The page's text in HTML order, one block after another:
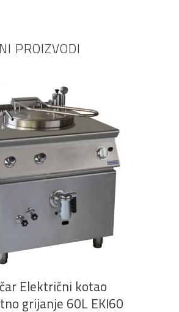
PROIZVODI
PROČITAJ VIŠE
Električni kotao
grijanje 60L EKI60